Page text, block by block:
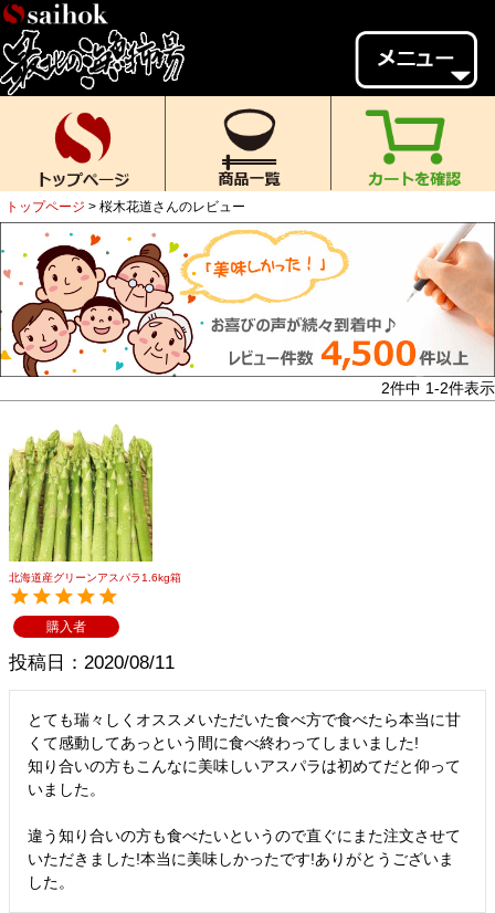
会員様メニュー
ゲスト
様、
いらっしゃいませ。
ご来店ありがとうございます。
新規会員登録
MYページ MYクーポン
ポイント履歴 お気に入り
レビュー投稿 閲覧履歴
当店について
初めての方へ
返品について
メルマガ登録
特定商取引法表示
トップページ 桜木花道さんのレビュー
2件中 1-2件表示
北海道産グリーンアスパラ1.6kg箱
購入者
投稿日 2020/08/11
とても瑞々しくオススメいただいた食べ方で食べたら本当に甘
くて感動してあっという間に食べ終わってしまいました!
知り合いの方もこんなに美味しいアスパラは初めてだと仰って
いました。
違う知り合いの方も食べたいというので直ぐにまた注文させて
いただきました!本当に美味しかったです!ありがとうございま
した。